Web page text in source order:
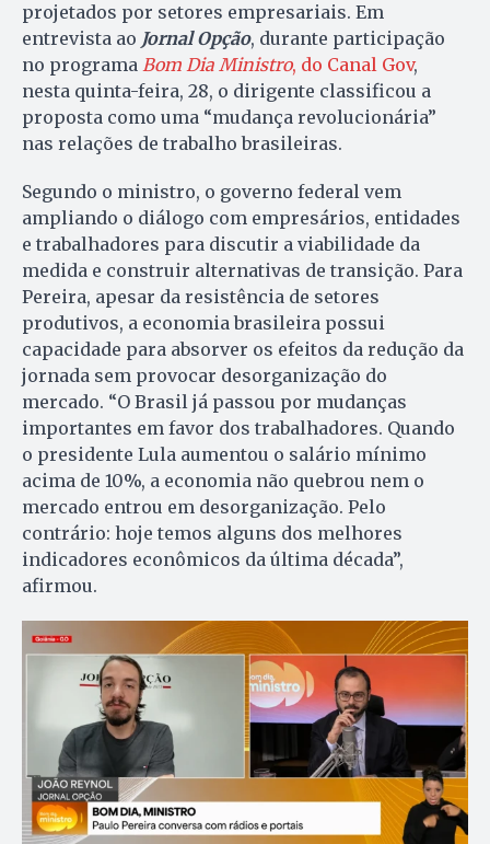
projetados por setores empresariais. Em
entrevista ao Jornal Opção, durante participação
no programa Bom Dia Ministro, do Canal Gov,
nesta quinta-feira, 28, o dirigente classificou a
proposta como uma “mudança revolucionária”
nas relações de trabalho brasileiras.
Segundo o ministro, o governo federal vem
ampliando o diálogo com empresários, entidades
e trabalhadores para discutir a viabilidade da
medida e construir alternativas de transição. Para
Pereira, apesar da resistência de setores
produtivos, a economia brasileira possui
capacidade para absorver os efeitos da redução da
jornada sem provocar desorganização do
mercado. “O Brasil já passou por mudanças
importantes em favor dos trabalhadores. Quando
o presidente Lula aumentou o salário mínimo
acima de 10%, a economia não quebrou nem o
mercado entrou em desorganização. Pelo
contrário: hoje temos alguns dos melhores
indicadores econômicos da última década”,
afirmou.